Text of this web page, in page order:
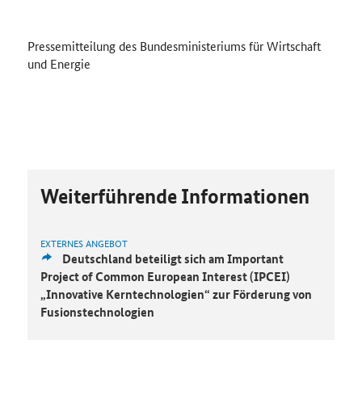
Pressemitteilung des Bundesministeriums für Wirtschaft
und Energie
Weiterführende Informationen
EXTERNES ANGEBOT
Deutschland beteiligt sich am Important
Project of Common European Interest (IPCEI)
„Innovative Kerntechnologien“ zur Förderung von
Fusionstechnologien